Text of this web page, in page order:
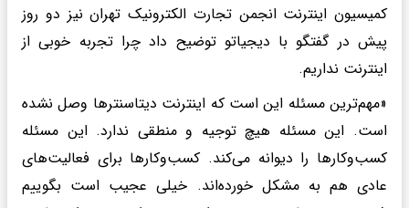
کمیسیون اینترنت انجمن تجارت الکترونیک تهران نیز دو روز
پیش در گفتگو با دیجیاتو توضیح داد چرا تجربه خوبی از
اینترنت نداریم.
«مهم‌ترین مسئله این است که اینترنت دیتاسنترها وصل نشده
است. این مسئله هیچ توجیه و منطقی ندارد. این مسئله
کسب‌وکارها را دیوانه می‌کند. کسب‌وکارها برای فعالیت‌های
عادی هم به مشکل خورده‌اند. خیلی عجیب است بگوییم